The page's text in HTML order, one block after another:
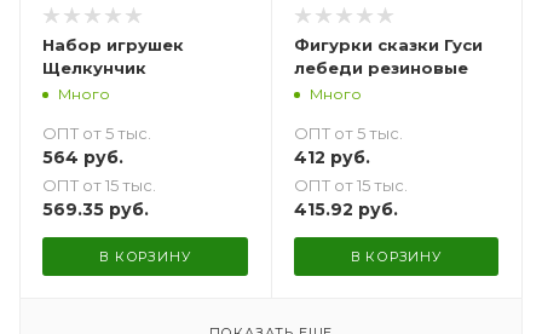
Набор игрушек
Щелкунчик
Много
ОПТ от 5 тыс.
564 руб.
ОПТ от 15 тыс.
569.35 руб.
В КОРЗИНУ
Фигурки сказки Гуси
лебеди резиновые
Много
ОПТ от 5 тыс.
412 руб.
ОПТ от 15 тыс.
415.92 руб.
В КОРЗИНУ